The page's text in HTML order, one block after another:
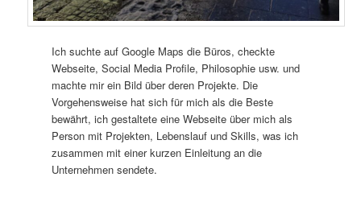
Ich suchte auf Google Maps die Büros, checkte
Webseite, Social Media Profile, Philosophie usw. und
machte mir ein Bild über deren Projekte. Die
Vorgehensweise hat sich für mich als die Beste
bewährt, ich gestaltete eine Webseite über mich als
Person mit Projekten, Lebenslauf und Skills, was ich
zusammen mit einer kurzen Einleitung an die
Unternehmen sendete.